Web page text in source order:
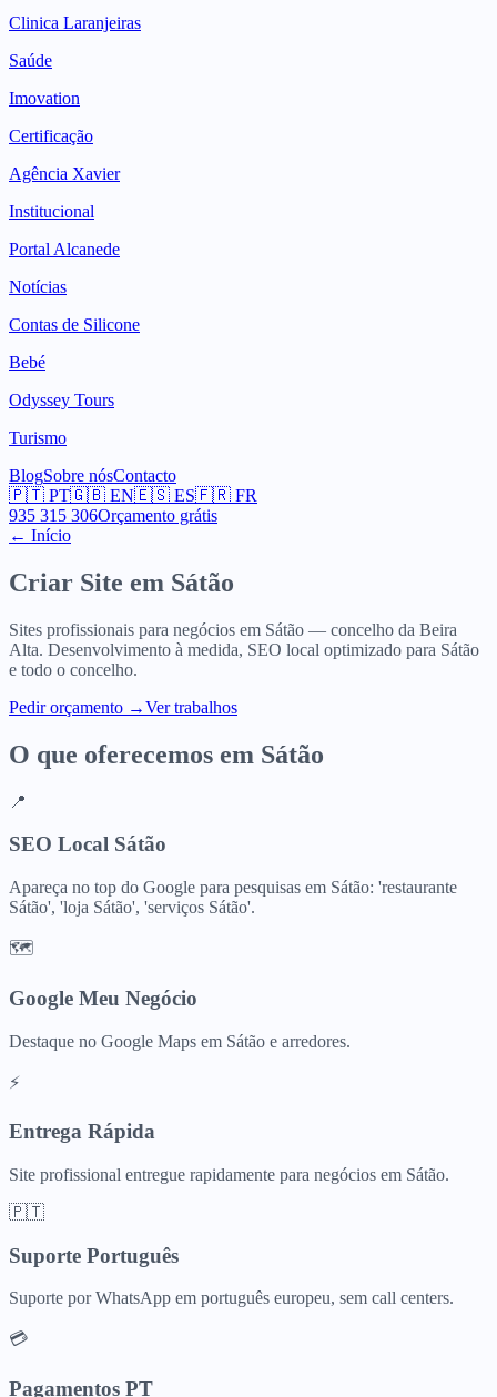
Clinica Laranjeiras
Saúde
Imovation
Certificação
Agência Xavier
Institucional
Portal Alcanede
Notícias
Contas de Silicone
Bebé
Odyssey Tours
Turismo
BlogSobre nósContacto
🇵🇹 PT🇬🇧 EN🇪🇸 ES🇫🇷 FR
935 315 306Orçamento grátis
← Início
Criar Site em Sátão
Sites profissionais para negócios em Sátão — concelho da Beira
Alta. Desenvolvimento à medida, SEO local optimizado para Sátão
e todo o concelho.
Pedir orçamento →Ver trabalhos
O que oferecemos em Sátão
📍
SEO Local Sátão
Apareça no top do Google para pesquisas em Sátão: 'restaurante
Sátão', 'loja Sátão', 'serviços Sátão'.
🗺️
Google Meu Negócio
Destaque no Google Maps em Sátão e arredores.
⚡
Entrega Rápida
Site profissional entregue rapidamente para negócios em Sátão.
🇵🇹
Suporte Português
Suporte por WhatsApp em português europeu, sem call centers.
💳
Pagamentos PT